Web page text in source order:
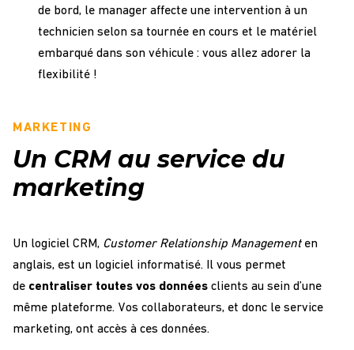
de bord, le manager affecte une intervention à un
technicien selon sa tournée en cours et le matériel
embarqué dans son véhicule : vous allez adorer la
flexibilité !
MARKETING
Un CRM au service du
marketing
Un logiciel CRM, Customer Relationship Managementen
anglais, est un logiciel informatisé. Il vous permet
de centraliser toutes vos données clients au sein d’une
même plateforme. Vos collaborateurs, et donc le service
marketing, ont accès à ces données.